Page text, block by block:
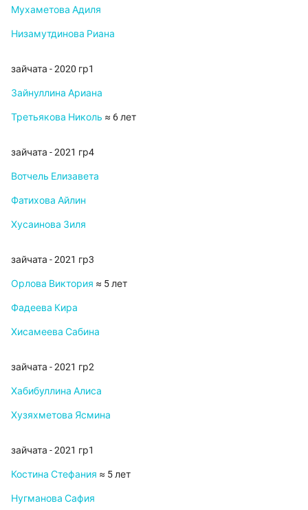
Мухаметова Адиля
Низамутдинова Риана
зайчата - 2020 гр1
Зайнуллина Ариана
Третьякова Николь ≈ 6 лет
зайчата - 2021 гр4
Вотчель Елизавета
Фатихова Айлин
Хусаинова Зиля
зайчата - 2021 гр3
Орлова Виктория ≈ 5 лет
Фадеева Кира
Хисамеева Сабина
зайчата - 2021 гр2
Хабибуллина Алиса
Хузяхметова Ясмина
зайчата - 2021 гр1
Костина Стефания ≈ 5 лет
Нугманова Сафия